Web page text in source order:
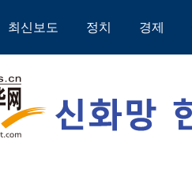
최신보도 정치 경제